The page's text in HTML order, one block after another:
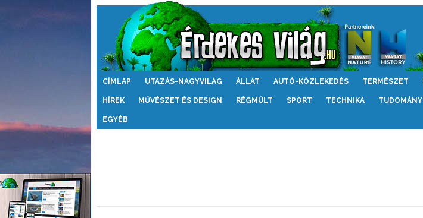
Érdekes
CÍMLAP UTAZÁS-NAGYVILÁG ÁLLAT AUTÓ-KÖZLEKEDÉS TERMÉSZET
HÍREK MŰVÉSZET ÉS DESIGN RÉGMÚLT SPORT TECHNIKA TUDOMÁNY
EGYÉB